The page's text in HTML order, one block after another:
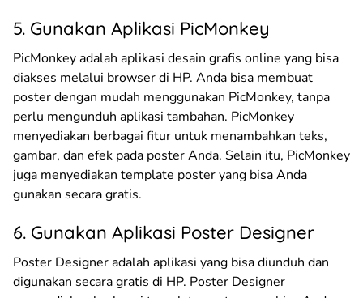
5. Gunakan Aplikasi PicMonkey
PicMonkey adalah aplikasi desain grafis online yang bisa
diakses melalui browser di HP. Anda bisa membuat
poster dengan mudah menggunakan PicMonkey, tanpa
perlu mengunduh aplikasi tambahan. PicMonkey
menyediakan berbagai fitur untuk menambahkan teks,
gambar, dan efek pada poster Anda. Selain itu, PicMonkey
juga menyediakan template poster yang bisa Anda
gunakan secara gratis.
6. Gunakan Aplikasi Poster Designer
Poster Designer adalah aplikasi yang bisa diunduh dan
digunakan secara gratis di HP. Poster Designer